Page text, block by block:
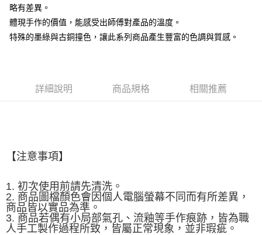
２．便利：只要手機號碼，簡訊認證，即可結帳。
３．安心：先確認商品／服務後，再付款。
【「AFTEE先享後付」結帳流程】
ATM／網路銀行／等多元方式進行付款，方視為交易完成。
客戶支援中心」
１．透過由恩沛科技股份有限公司提供之「AFTEE先享後付」服務完成之交
易，需依本服務之必要範圍內提供個人資料，並將交易相關給付款項請求債
權轉讓予恩沛科技股份有限公司。
２．關於個人資料處理事宜，請瀏覽以下網址：
https://aftee.tw/terms/#terms3
全家取貨付款
每筆NT$60，滿NT$1,500(含以上)免運費
略有差異。
體現手作的價值，能感受出師傅對產品的溫度。
特殊的墨綠與古銅撞色，讓此系列商品產生豐富的色調與質感。
詳細說明 商品規格 相關推薦
【注意事項】
1. 初次使用前請先清洗。
2. 商品圖檔顏色會因個人電腦螢幕不同而有所差異，
商品皆以實品為準。
3. 商品若偶有小局部氣孔、流釉等手作痕跡，皆為職
人手工製作過程所致，皆屬正常現象，並非瑕疵。